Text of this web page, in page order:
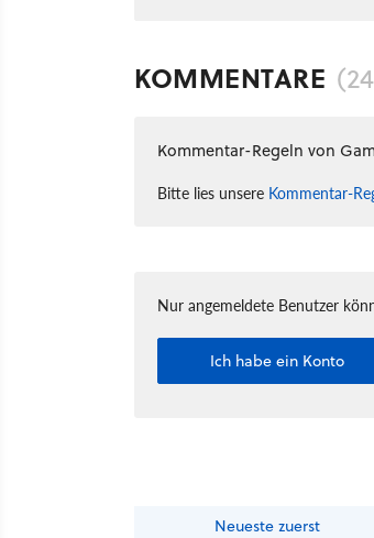
KOMMENTARE
Kommentar-Regeln von
Bitte lies unsere Kommentar-
Nur angemeldete Benutzer
Ich habe ein Konto
Neueste zuerst